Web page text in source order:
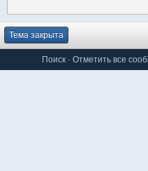
Тема закрыта
Поиск· Отметить все